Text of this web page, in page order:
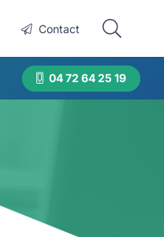
Contact
04 72 64 25 19